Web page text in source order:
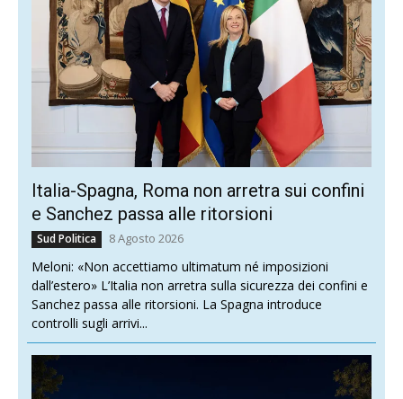
Italia-Spagna, Roma non arretra sui confini
e Sanchez passa alle ritorsioni
Sud Politica 8 Agosto 2026
Meloni: «Non accettiamo ultimatum né imposizioni
dall’estero» L’Italia non arretra sulla sicurezza dei confini e
Sanchez passa alle ritorsioni. La Spagna introduce
controlli sugli arrivi...